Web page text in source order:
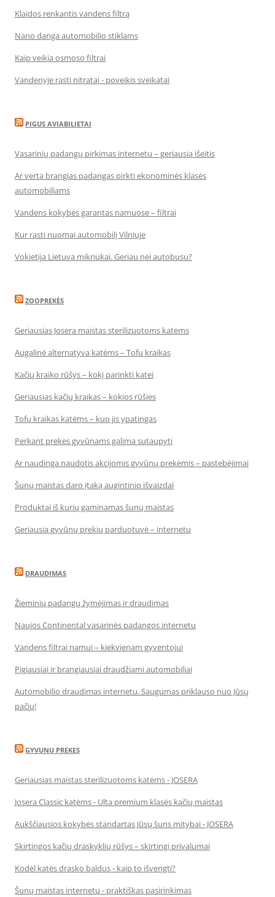
Klaidos renkantis vandens filtrą
Nano danga automobilio stiklams
Kaip veikia osmoso filtrai
Vandenyje rasti nitratai - poveikis sveikatai
PIGUS AVIABILIETAI
Vasarinių padangų pirkimas internetu – geriausia išeitis
Ar verta brangias padangas pirkti ekonominės klasės
automobiliams
Vandens kokybės garantas namuose – filtrai
Kur rasti nuomai automobilį Vilniuje
Vokietija Lietuva mikriukai. Geriau nei autobusu?
ZOOPREKĖS
Geriausias Josera maistas sterilizuotoms katėms
Augalinė alternatyva katėms – Tofu kraikas
Kačių kraiko rūšys – kokį parinkti katei
Geriausias kačių kraikas – kokios rūšies
Tofu kraikas katėms – kuo jis ypatingas
Perkant prekes gyvūnams galima sutaupyti
Ar naudinga naudotis akcijomis gyvūnų prekėmis – pastebėjimai
Šunų maistas daro įtaką augintinio išvaizdai
Produktai iš kurių gaminamas šunų maistas
Geriausia gyvūnų prekių parduotuvė – internetu
DRAUDIMAS
Žieminių padangų žymėjimas ir draudimas
Naujos Continental vasarinės padangos internetu
Vandens filtrai namui – kiekvienam gyventojui
Pigiausiai ir brangiausiai draudžiami automobiliai
Automobilio draudimas internetu. Saugumas priklauso nuo Jūsų
pačių!
GYVUNU PREKES
Geriausias maistas sterilizuotoms katėms - JOSERA
Josera Classic katėms - Ulta premium klasės kačių maistas
Aukščiausios kokybės standartas Jūsų šuns mitybai - JOSERA
Skirtingos kačių draskyklių rūšys – skirtingi privalumai
Kodėl katės drasko baldus - kaip to išvengti?
Šunų maistas internetu - praktiškas pasirinkimas